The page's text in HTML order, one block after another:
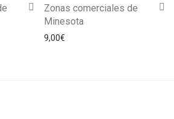
Zonas comerciales de
Minesota
9,00€